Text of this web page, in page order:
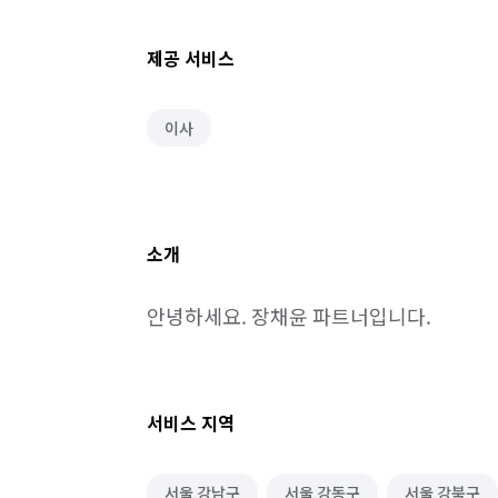
제공 서비스
이사
소개
안녕하세요. 장채윤 파트너입니다.
서비스 지역
서울 강남구 서울 강동구 서울 강북구